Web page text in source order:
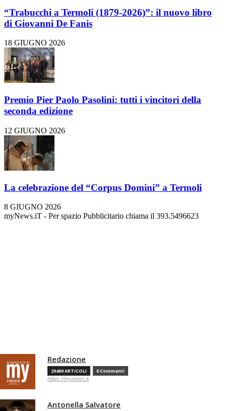
“Trabucchi a Termoli (1879-2026)”: il nuovo libro
di Giovanni De Fanis
18 GIUGNO 2026
Premio Pier Paolo Pasolini: tutti i vincitori della
seconda edizione
12 GIUGNO 2026
La celebrazione del “Corpus Domini” a Termoli
8 GIUGNO 2026
myNews.iT - Per spazio Pubblicitario chiama il 393.5496623
Redazione
29409 ARTICOLI 0 Commenti
https://mynews.it
Antonella Salvatore